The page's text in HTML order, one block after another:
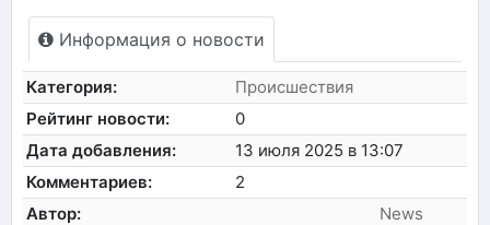
Информация о новости
Категория:
Происшествия
Рейтинг новости:
0
Дата добавления:
13 июля 2025 в 13:07
Комментариев:
2
Автор:
News